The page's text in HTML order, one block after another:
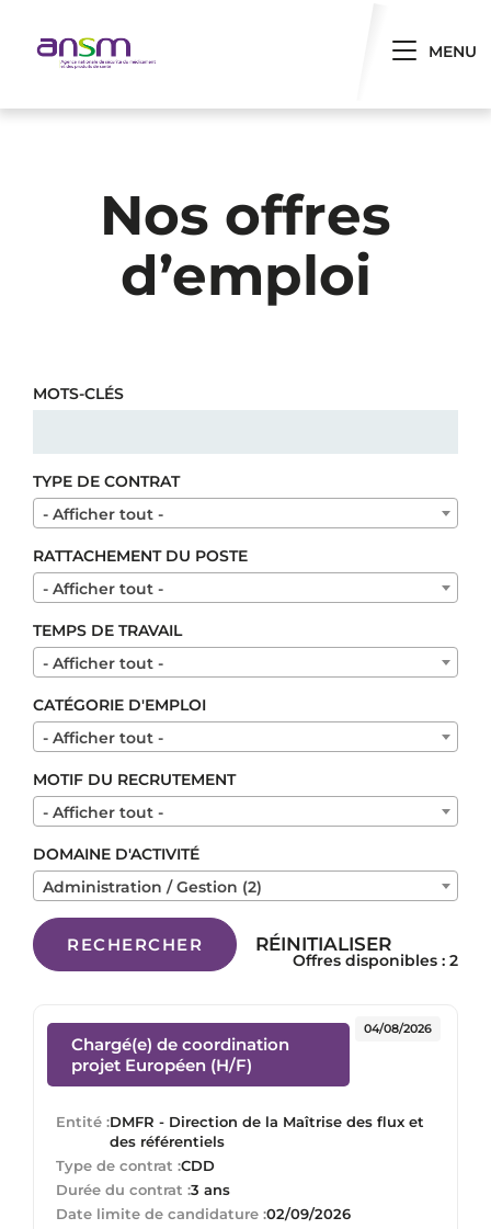
Toggle
MENU
Nos offres
d’emploi
MOTS-CLÉS
TYPE DE CONTRAT
- Afficher tout -
RATTACHEMENT DU POSTE
- Afficher tout -
TEMPS DE TRAVAIL
- Afficher tout -
CATÉGORIE D'EMPLOI
- Afficher tout -
MOTIF DU RECRUTEMENT
- Afficher tout -
DOMAINE D'ACTIVITÉ
Administration / Gestion (2)
RECHERCHER RÉINITIALISER
Offres disponibles : 2
Chargé(e) de coordination
projet Européen (H/F)
Entité :DMFR - Direction de la Maîtrise des flux et
des référentiels
Type de contrat :CDD
Durée du contrat :3 ans
04/08/2026
Date limite de candidature :02/09/2026